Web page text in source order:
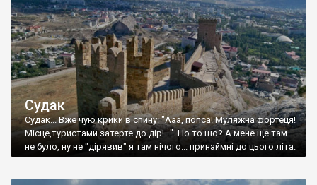
Судак
Судак... Вже чую крики в спину: "Ааа, попса! Муляжна фортеця!
Місце,туристами затерте до дір!..." Но то шо? А мене ще там
не було, ну не "дірявив" я там нічого... принаймні до цього літа.